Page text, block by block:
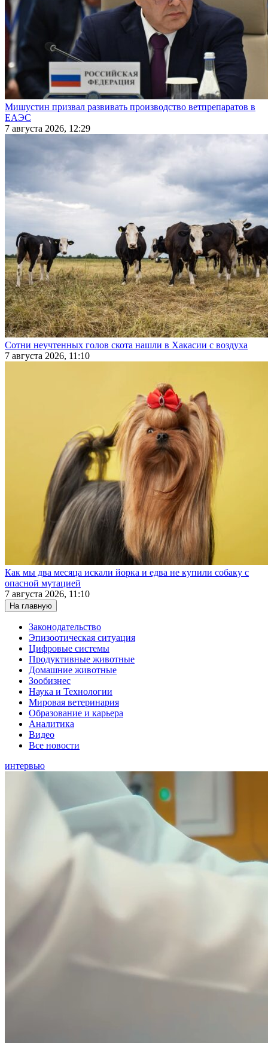
Мишустин призвал развивать производство ветпрепаратов в
ЕАЭС
7 августа 2026, 12:29
Сотни неучтенных голов скота нашли в Хакасии с воздуха
7 августа 2026, 11:10
Как мы два месяца искали йорка и едва не купили собаку с
опасной мутацией
7 августа 2026, 11:10
На главную
Законодательство
Эпизоотическая ситуация
Цифровые системы
Продуктивные животные
Домашние животные
Зообизнес
Наука и Технологии
Мировая ветеринария
Образование и карьера
Аналитика
Видео
Все новости
интервью